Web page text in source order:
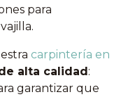
para
carpintería en
alta calidad:
garantizar que